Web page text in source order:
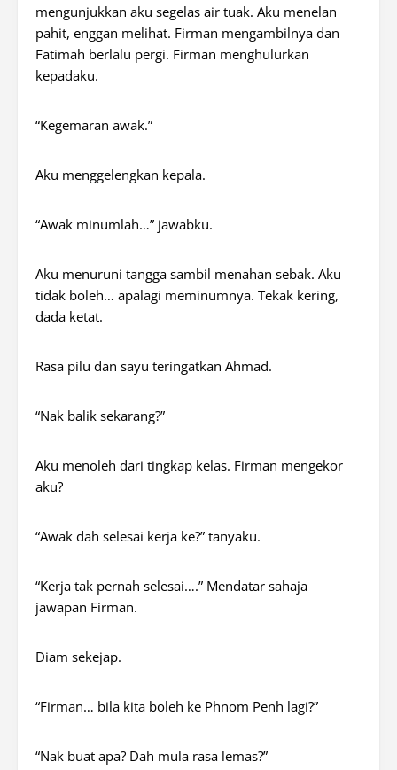
mengunjukkan aku segelas air tuak. Aku menelan
pahit, enggan melihat. Firman mengambilnya dan
Fatimah berlalu pergi. Firman menghulurkan
kepadaku.
“Kegemaran awak.”
Aku menggelengkan kepala.
“Awak minumlah…” jawabku.
Aku menuruni tangga sambil menahan sebak. Aku
tidak boleh… apalagi meminumnya. Tekak kering,
dada ketat.
Rasa pilu dan sayu teringatkan Ahmad.
“Nak balik sekarang?”
Aku menoleh dari tingkap kelas. Firman mengekor
aku?
“Awak dah selesai kerja ke?” tanyaku.
“Kerja tak pernah selesai….” Mendatar sahaja
jawapan Firman.
Diam sekejap.
“Firman… bila kita boleh ke Phnom Penh lagi?”
“Nak buat apa? Dah mula rasa lemas?”